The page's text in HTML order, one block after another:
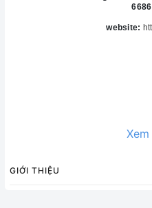
website:
GIỚI THIỆU